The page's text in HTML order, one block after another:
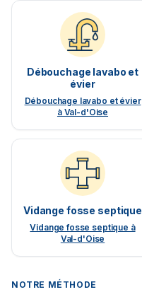
Débouchage lavabo et
évier
Débouchage lavabo et évier
à Val-d'Oise
Vidange fosse septique
Vidange fosse septique à
Val-d'Oise
NOTRE MÉTHODE